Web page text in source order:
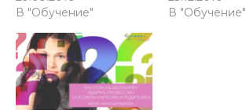
В "Обучение"
В "Обучение"